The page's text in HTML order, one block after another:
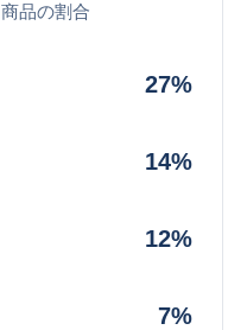
商品の割合
27%
14%
12%
7%